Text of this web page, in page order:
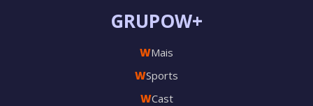
GRUPOW+
WMais
WSports
WCast